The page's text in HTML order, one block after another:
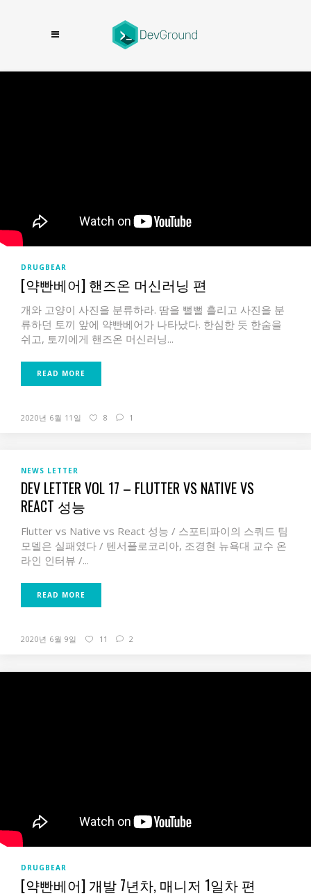
DRUGBEAR
[약빤베어] 핸즈온 머신러닝 편
개와 고양이 사진을 분류하라.​ 땀을 뻘뻘 흘리고 사진을 분
류하던 토끼 앞에 약빤베어가 나타났다.​ 한심한 듯 한숨을
쉬고,​ 토끼에게 핸즈온 머신러닝...
READ MORE
2020년 6월 11일 8 1
NEWS LETTER
DEV LETTER VOL 17 – FLUTTER VS NATIVE VS
REACT 성능
Flutter vs Native vs React 성능 / 스포티파이의 스쿼드 팀
모델은 실패였다 / 텐서플로코리아, 조경현 뉴욕대 교수 온
라인 인터뷰 /...
READ MORE
2020년 6월 9일 11 2
DRUGBEAR
[약빤베어] 개발 7년차, 매니저 1일차 편